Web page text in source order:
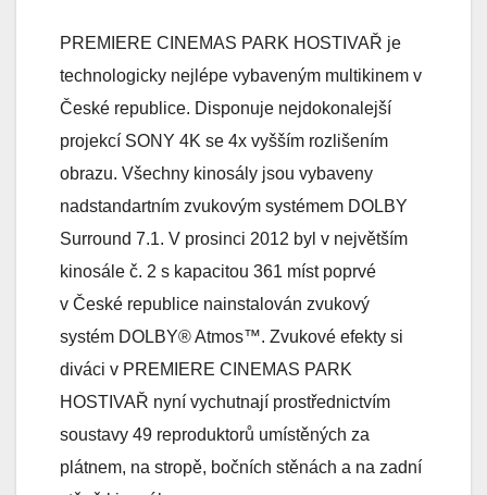
PREMIERE CINEMAS PARK HOSTIVAŘ je
technologicky nejlépe vybaveným multikinem v
České republice. Disponuje nejdokonalejší
projekcí SONY 4K se 4x vyšším rozlišením
obrazu. Všechny kinosály jsou vybaveny
nadstandartním zvukovým systémem DOLBY
Surround 7.1. V prosinci 2012 byl v největším
kinosále č. 2 s kapacitou 361 míst poprvé
v České republice nainstalován zvukový
systém DOLBY® Atmos™. Zvukové efekty si
diváci v PREMIERE CINEMAS PARK
HOSTIVAŘ nyní vychutnají prostřednictvím
soustavy 49 reproduktorů umístěných za
plátnem, na stropě, bočních stěnách a na zadní